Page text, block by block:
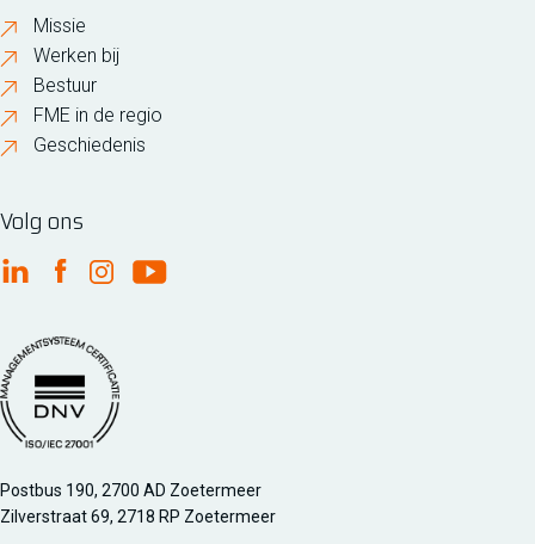
Missie
Werken bij
Bestuur
FME in de regio
Geschiedenis
Volg ons
FME Linkedin
FME Facebook
FME Instagram
FME Youtube
Managementsyteem certificatie DNV iso/iec 27001
Postbus 190, 2700 AD Zoetermeer
Zilverstraat 69, 2718 RP Zoetermeer